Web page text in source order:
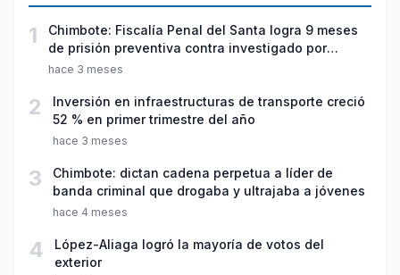
1
Chimbote: Fiscalía Penal del Santa logra 9 meses
de prisión preventiva contra investigado por
violación sexual y tentativa de feminicidio
hace 3 meses
2
Inversión en infraestructuras de transporte creció
52 % en primer trimestre del año
hace 3 meses
3
Chimbote: dictan cadena perpetua a líder de
banda criminal que drogaba y ultrajaba a jóvenes
hace 4 meses
4
López-Aliaga logró la mayoría de votos del
exterior